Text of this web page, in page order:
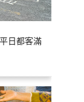
日都客滿